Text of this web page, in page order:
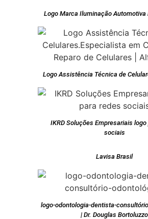
Logo Marca Iluminação Automotiva
Logo Assistência Técnica de
IKRD Soluções Empresariais logo
sociais
Lavisa Brasil
logo-odontologia-dentista-
| Dr. Douglas Bortoluzzo